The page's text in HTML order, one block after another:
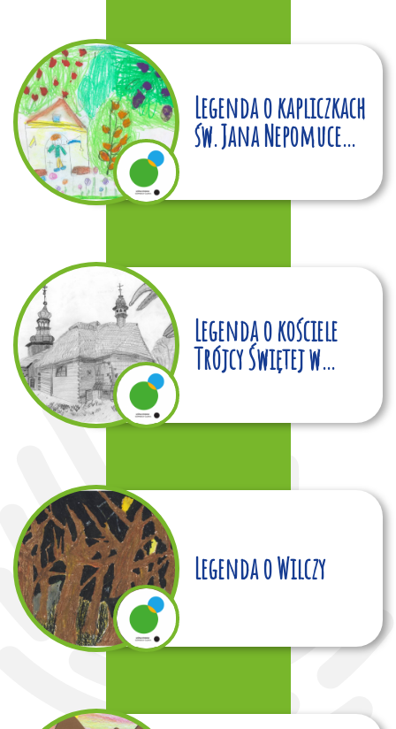
Legenda o kapliczkach
św. Jana Nepomucena
Kochanowicach
Legenda o kościele
Trójcy Świętej w
Legenda o Wilczy